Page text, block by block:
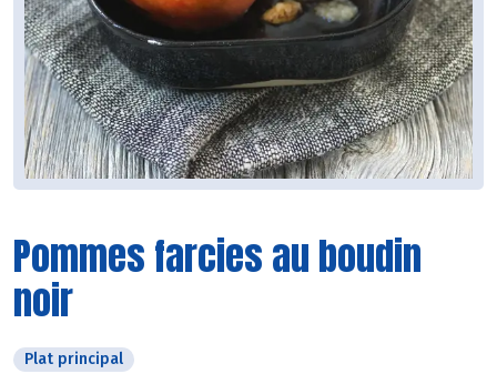
Pommes farcies au boudin
noir
Plat principal